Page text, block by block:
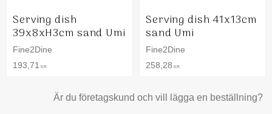
Serving dish
39x8xH3cm sand Umi
Fine2Dine
193,71 KR
Serving dish 41x13cm
sand Umi
Fine2Dine
258,28 KR
Är du företagskund och vill lägga en beställning?